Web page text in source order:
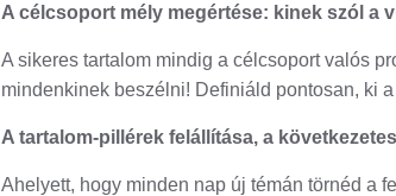
A célcsoport mély megértése: kinek szól a
A sikeres tartalom mindig a célcsoport valós
mindenkinek beszélni! Definiáld pontosan, ki
A tartalom-pillérek felállítása, a
Ahelyett, hogy minden nap új témán törnéd a